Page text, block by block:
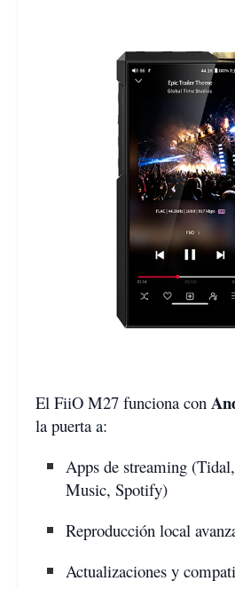
El FiiO M27 funciona con
la puerta a:
Apps de streaming
Music, Spotify)
Reproducción local
Actualizaciones y